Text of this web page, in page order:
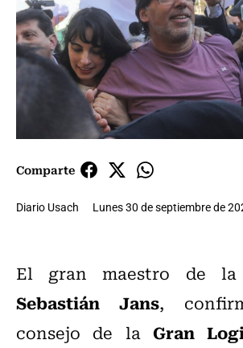
Comparte
Diario Usach Lunes 30 de septiembre de
El gran maestro de la
Sebastián Jans,
consejo de la Gran